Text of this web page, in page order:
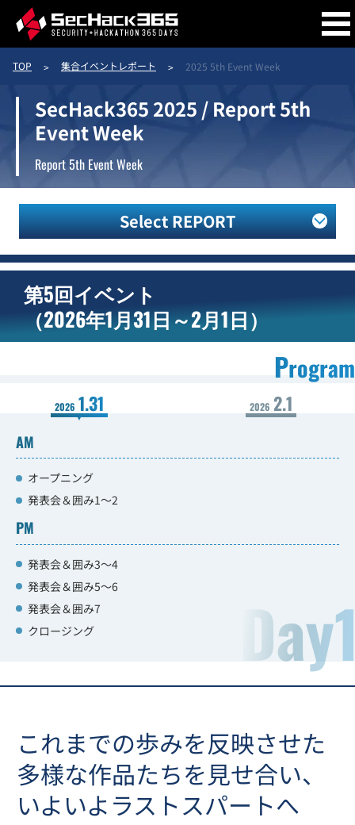
コース概要
トレーナー
トレーニー作品
集合イベント
修了生
募集要項/応募
よくある
動画一覧
お問い合わせ
TOP 集合イベントレポート 2025 5th Event Week
SecHack365 2025 / Report 5th
Event Week
Report 5th Event Week
Select REPORT
第5回イベント
（2026年1月31日～2月1日）
Program
2026 1.31 2026 2.1
AM
オープニング
発表会＆囲み1～2
PM
発表会＆囲み3～4
発表会＆囲み5～6
発表会＆囲み7
クロージング
これまでの歩みを反映させた
多様な作品たちを見せ合い、
いよいよラストスパートへ